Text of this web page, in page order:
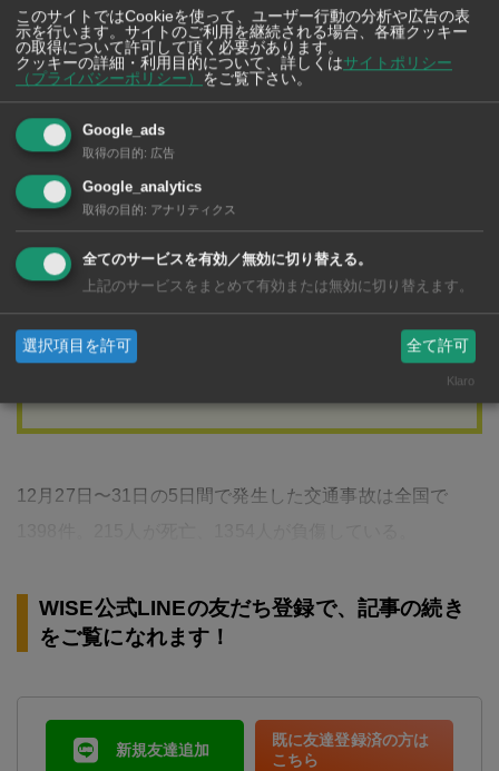
慣れないタイでの引越しは 「日本式」引越しサー
ビスにお任せ
「窓口は日本人」「丁寧なパッキング」「資材を無料で
貸し出し」「家具クリーンサービス」「靴下を着用」
12月27日〜31日の5日間で発生した交通事故は全国で
WISE公式LINEの友だち登録で、記事の続き
をご覧になれます！
新規友達追加
既に友達登録済の方は
こちら
このサイトではCookieを使って、ユーザー行動の分析や広告の表
示を行います。サイトのご利用を継続される場合、各種クッキー
の取得について許可して頂く必要があります。
クッキーの詳細・利用目的について、詳しくはサイトポリシー
（プライバシーポリシー）
をご覧下さい。
Google_ads
取得の目的: 広告
Google_analytics
取得の目的: アナリティクス
全てのサービスを有効／無効に切り替える。
上記のサービスをまとめて有効または無効に切り替えます。
選択項目を許可 全て許可
Klaro